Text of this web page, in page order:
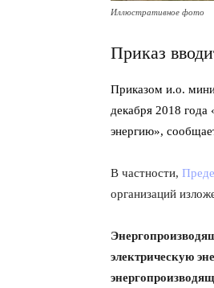
Иллюстративное фото
Приказ
Приказом и.о.
декабря 2018
энергию»,
В частности,
организаций
электрическую